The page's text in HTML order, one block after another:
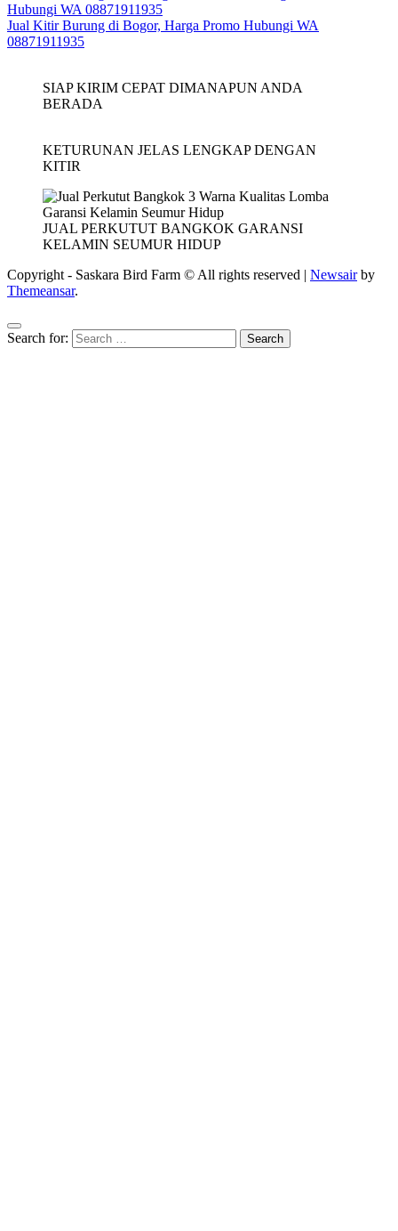
Hubungi WA 08871911935
Jual Kitir Burung di Bogor, Harga Promo Hubungi WA
08871911935
SIAP KIRIM CEPAT DIMANAPUN ANDA
BERADA
KETURUNAN JELAS LENGKAP DENGAN
KITIR
JUAL PERKUTUT BANGKOK GARANSI
KELAMIN SEUMUR HIDUP
Copyright - Saskara Bird Farm © All rights reserved | Newsairby
Themeansar.
Search for: